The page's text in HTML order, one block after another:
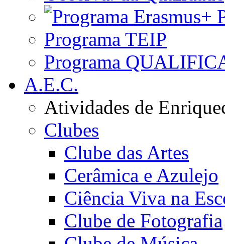
Programa TEIP
Programa
A.E.C.
Atividades de
Clubes
Clube das Artes
Cerâmica e Azulejo
Ciência Viva na
Clube de Fotografia